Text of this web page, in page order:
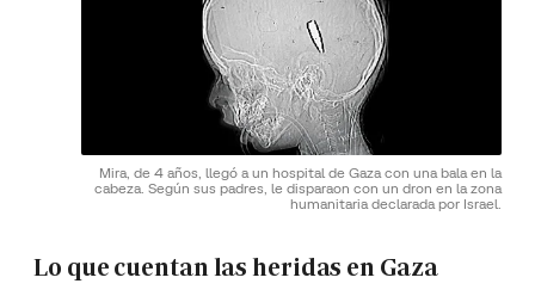
Mira, de 4 años, llegó a un hospital de Gaza con una bala en la
cabeza. Según sus padres, le disparaon con un dron en la zona
humanitaria declarada por Israel.
Lo que cuentan las heridas en Gaza